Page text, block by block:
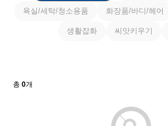
욕실/세탁/청소용품 화장품/바디/헤어
생활잡화 씨앗키우기
총0개